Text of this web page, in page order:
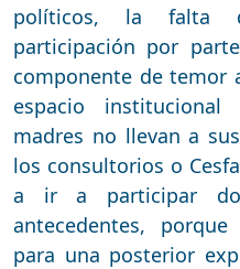
políticos, la falta
participación por
componente de temor
espacio
madres no llevan a
los consultorios o
a ir a participar
antecedentes,
para una posterior